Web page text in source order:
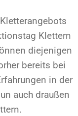
Klettern
diejenigen
bereits bei
in der
auch draußen